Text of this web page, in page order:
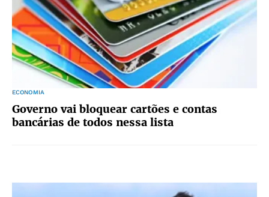
ECONOMIA
Governo vai bloquear cartões e contas
bancárias de todos nessa lista